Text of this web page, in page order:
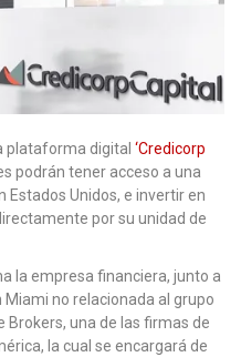
plataforma digital ‘Credicorp
podrán tener acceso a una
Estados Unidos, e invertir en
por su unidad de
la empresa financiera, junto a
Miami no relacionada al grupo
Brokers, una de las firmas de
la cual se encargará de